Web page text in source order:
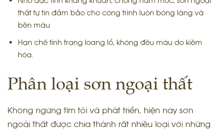
thất tự tin đảm bảo cho công trình luôn bóng láng và
bền màu
Hạn chế tình trạng loang lổ, không đều màu do kiềm
hóa.
Phân loại sơn ngoại thất
Không ngừng tìm tòi và phát triển, hiện nay sơn
ngoài thất được chia thành rất nhiều loại với những